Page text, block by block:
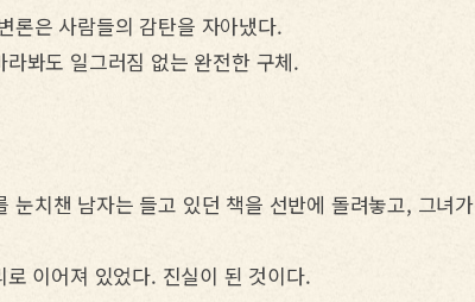
론은 사람들의 감탄을 자아냈다.
봐도 일그러짐 없는 완전한 구체.
치챈 남자는 들고 있던 책을 선반에 돌려놓고, 그녀가
이어져 있었다. 진실이 된 것이다.